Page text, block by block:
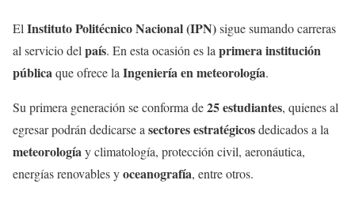
El Instituto Politécnico Nacional (IPN)sigue sumando carreras
al servicio del país. En esta ocasión es la primera institución
públicaque ofrece la Ingeniería en meteorología.
Su primera generación se conforma de25 estudiantes, quienes al
egresar podrán dedicarse a sectores estratégicosdedicados a la
meteorologíay climatología, protección civil, aeronáutica,
energías renovables yoceanografía, entre otros.